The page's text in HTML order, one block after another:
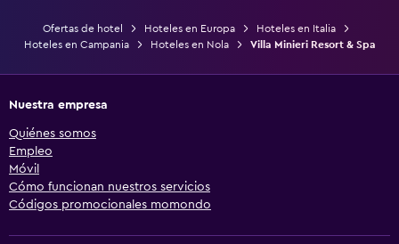
Ofertas de hotel Hoteles en Europa
Hoteles en Italia
Hoteles en Campania
Hoteles en Nola Villa Minieri Resort & Spa
Nuestra empresa
Quiénes somos
Empleo
Móvil
Cómo funcionan nuestros servicios
Códigos promocionales momondo